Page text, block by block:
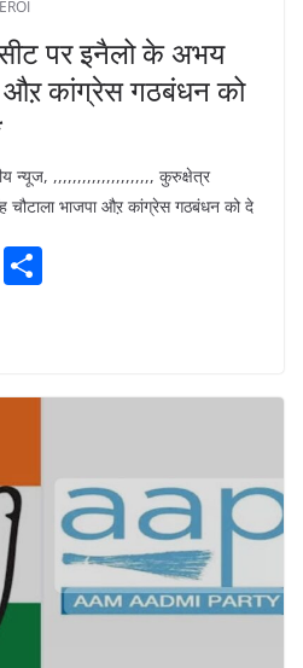
पर इनैलो के अभय
औऱ कांग्रेस गठबंधन को
न्यूज, ,,,,,,,,,,,,,,,,,,,,, कुरुक्षेत्र
चौटाला भाजपा औऱ कांग्रेस गठबंधन को दे
Li